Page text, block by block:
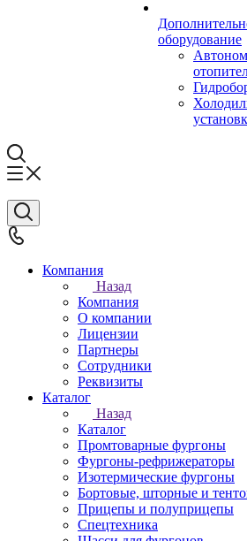
оборудование
Компания
Назад
Компания
О компании
Лицензии
Партнеры
Сотрудники
Реквизиты
Каталог
Назад
Каталог
Промтоварные фургоны
Фургоны-рефрижераторы
Изотермические фургоны
Бортовые, шторные и
Прицепы и полуприцепы
Спецтехника